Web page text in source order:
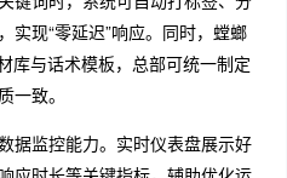
实现“零延迟”响应。同时，螳螂
库与话术模板，总部可统一制定
一致。
据监控能力。实时仪表盘展示好